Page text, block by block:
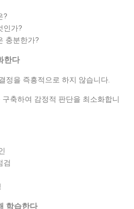
?
인가?
충분한가?
한다
정을 즉흥적으로 하지 않습니다.
축하여 감정적 판단을 최소화합니
검
학습한다